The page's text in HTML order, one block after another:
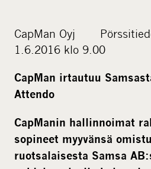
a
l
e
a
CapMan Oyj
1.6.2016 klo 9.00
CapMan irtautuu
Attendo
CapManin hallinnoimat
sopineet myyvänsä
ruotsalaisesta Samsa